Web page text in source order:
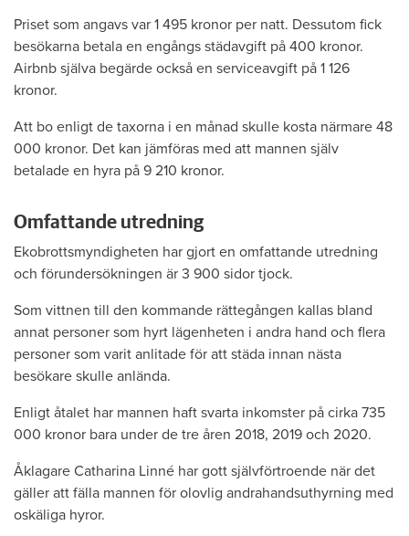
Priset som angavs var 1 495 kronor per natt. Dessutom fick
besökarna betala en engångs städavgift på 400 kronor.
Airbnb själva begärde också en serviceavgift på 1 126
kronor.
Att bo enligt de taxorna i en månad skulle kosta närmare 48
000 kronor. Det kan jämföras med att mannen själv
betalade en hyra på 9 210 kronor.
Omfattande utredning
Ekobrottsmyndigheten har gjort en omfattande utredning
och förundersökningen är 3 900 sidor tjock.
Som vittnen till den kommande rättegången kallas bland
annat personer som hyrt lägenheten i andra hand och flera
personer som varit anlitade för att städa innan nästa
besökare skulle anlända.
Enligt åtalet har mannen haft svarta inkomster på cirka 735
000 kronor bara under de tre åren 2018, 2019 och 2020.
Åklagare Catharina Linné har gott självförtroende när det
gäller att fälla mannen för olovlig andrahandsuthyrning med
oskäliga hyror.